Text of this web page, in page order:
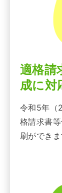
適格請
成に対
令和5年（
格請求書
刷ができま